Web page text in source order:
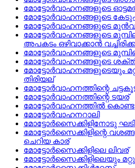
മോട്ടോര്‍വാഹനങ്ങളുടെ
മോട്ടോര്‍വാഹനങ്ങളുടെ
മോട്ടോര്‍വാഹനങ്ങളുടെ
മോട്ടോര്‍വാഹനങ്ങളുടെ
അപകടം ഒഴിവാക്കാന്‍
മോട്ടോര്‍വാഹനങ്ങളുടെ
മോട്ടോര്‍വാഹനങ്ങളുടെ
മോട്ടോര്‍വാഹനങ്ങളുടെയും
തിരിയല്
മോട്ടോര്‍വാഹനത്തിന്റെ
മോട്ടോര്‍വാഹനത്തിന്റെ ടയര്
മോട്ടോര്‍വാഹനത്തില്‍
മോട്ടോര്‍വാഹനറാലി
മോട്ടോര്‍സൈക്കിളിനോടു
മോട്ടോര്‍സൈക്കിളിന്റെ
ചെറിയ കാര്
മോട്ടോര്‍സൈക്കിളിലെ ലിവര്
മോട്ടോര്‍സൈക്കിളിലെയും മറ്റും